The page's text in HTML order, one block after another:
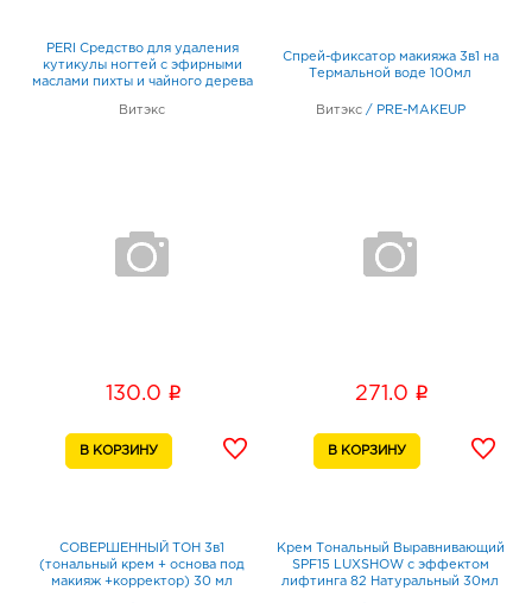
PERI Средство для удаления
кутикулы ногтей с эфирными
маслами пихты и чайного дерева
Витэкс
130.0 i
Спрей-фиксатор макияжа 3в1 на
Термальной воде 100мл
Витэкс / PRE-MAKEUP
271.0 i
СОВЕРШЕННЫЙ ТОН 3в1
(тональный крем + основа под
макияж +корректор) 30 мл
Крем Тональный Выравнивающий
SPF15 LUXSHOW с эффектом
лифтинга 82 Натуральный 30мл